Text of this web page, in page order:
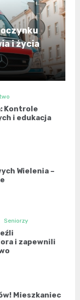
i życia
Kontrole
i edukacja
Wielenia –
Seniorzy
i zapewnili
Mieszkaniec